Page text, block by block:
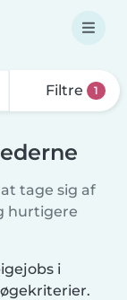
Filtre 1
tage sig af
hurtigere
i